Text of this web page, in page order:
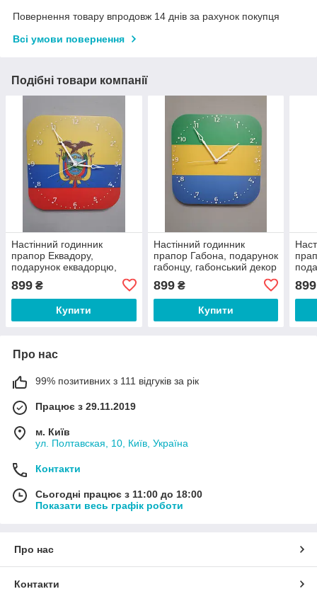
Повернення товару впродовж 14 днів за рахунок покупця
Всі умови повернення
Подібні товари компанії
Настінний годинник
прапор Еквадору,
подарунок еквадорцю,
899 ₴
Купити
Настінний годинник
прапор Габона, подарунок
габонцу, габонський декор
899₴
Купити
899
Про нас
99% позитивних з 111 відгуків за рік
Працює з 29.11.2019
м. Київ
ул. Полтавская, 10, Київ, Україна
Контакти
Сьогодні працює з 11:00 до 18:00
Показати весь графік роботи
Про нас
Контакти